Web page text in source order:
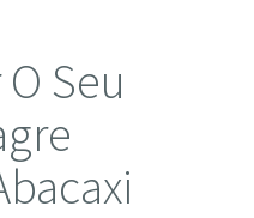
Seu